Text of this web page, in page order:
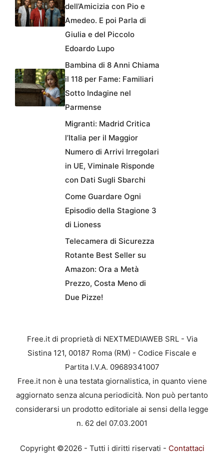
dell’Amicizia con Pio e
Amedeo. E poi Parla di
Giulia e del Piccolo
Edoardo Lupo
Bambina di 8 Anni Chiama
il 118 per Fame: Familiari
Sotto Indagine nel
Parmense
Migranti: Madrid Critica
l’Italia per il Maggior
Numero di Arrivi Irregolari
in UE, Viminale Risponde
con Dati Sugli Sbarchi
Come Guardare Ogni
Episodio della Stagione 3
di Lioness
Telecamera di Sicurezza
Rotante Best Seller su
Amazon: Ora a Metà
Prezzo, Costa Meno di
Due Pizze!
Free.it di proprietà di NEXTMEDIAWEB SRL - Via
Sistina 121, 00187 Roma (RM) - Codice Fiscale e
Partita I.V.A. 09689341007
Free.it non è una testata giornalistica, in quanto viene
aggiornato senza alcuna periodicità. Non può pertanto
considerarsi un prodotto editoriale ai sensi della legge
n. 62 del 07.03.2001
Copyright ©2026 - Tutti i diritti riservati - Contattaci